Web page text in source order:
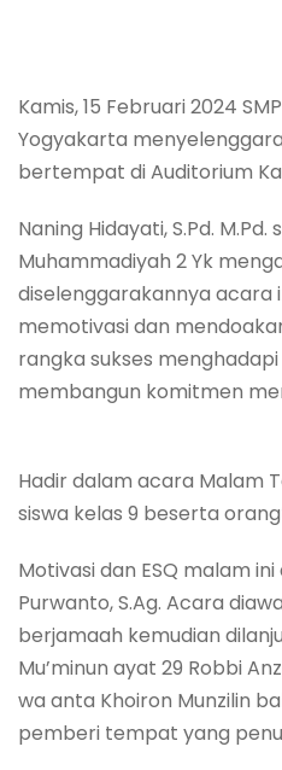
Kamis, 15 Februari 2024
Yogyakarta
bertempat di Auditorium
Naning Hidayati, S.Pd. M.Pd.
Muhammadiyah 2 Yk
diselenggarakannya acara
memotivasi dan
rangka sukses menghadapi
membangun komitmen
Hadir dalam acara Malam
siswa kelas 9 beserta
Motivasi dan ESQ malam ini
Purwanto, S.Ag. Acara
berjamaah kemudian
Mu’minun ayat 29 Robbi
wa anta Khoiron Munzilin
pemberi tempat yang